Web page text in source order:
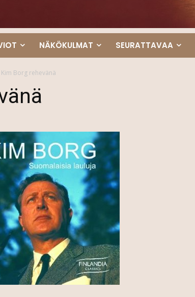
NÄKÖKULMAT SEURATTAVAA
Kim Borg rehevänä